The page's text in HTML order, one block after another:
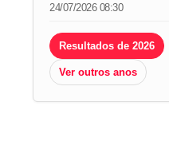
24/07/2026 08:30
Resultados de 2026
Ver outros anos